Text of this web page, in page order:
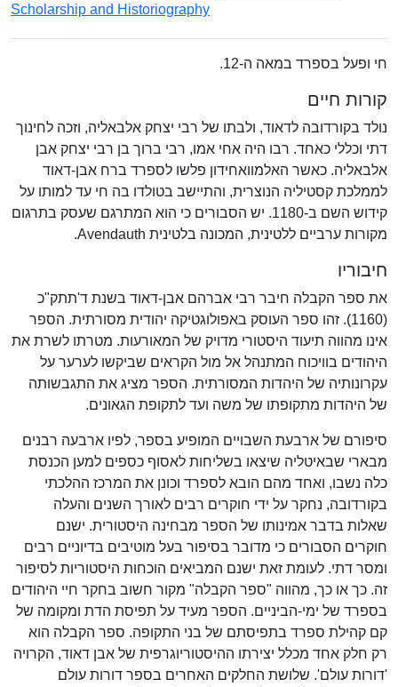
Scholarship and Historiography
חי ופעל בספרד במאה ה-12.
קורות חיים
נולד בקורדובה לדאוד, ולבתו של רבי יצחק אלבאליה, וזכה לחינוך
דתי וכללי כאחד. רבו היה אחי אמו, רבי ברוך בן רבי יצחק אבן
אלבאליה. כאשר האלמוואחידון פלשו לספרד ברח אבן-דאוד
לממלכת קסטיליה הנוצרית, והתיישב בטולדו בה חי עד למותו על
קידוש השם ב-1180. יש הסבורים כי הוא המתרגם שעסק בתרגום
מקורות ערביים ללטינית, המכונה בלטינית Avendauth.
חיבוריו
את ספר הקבלה חיבר רבי אברהם אבן-דאוד בשנת ד'תתק"כ
(1160). זהו ספר העוסק באפולוגטיקה יהודית מסורתית. הספר
אינו מהווה תיעוד היסטורי מדויק של המאורעות. מטרתו לשרת את
היהודים בוויכוח המתנהל אל מול הקראים שביקשו לערער על
עקרונותיה של היהדות המסורתית. הספר מציג את התגבשותה
של היהדות מתקופתו של משה ועד לתקופת הגאונים.
סיפורם של ארבעת השבויים המופיע בספר, לפיו ארבעה רבנים
מבארי שבאיטליה שיצאו בשליחות לאסוף כספים למען הכנסת
כלה נשבו, ואחד מהם הובא לספרד וכונן את המרכז ההלכתי
בקורדובה, נחקר על ידי חוקרים רבים לאורך השנים והעלה
שאלות בדבר אמינותו של הספר מבחינה היסטורית. ישנם
חוקרים הסבורים כי מדובר בסיפור בעל מוטיבים בדיוניים רבים
ומסר דתי. לעומת זאת ישנם המביאים הוכחות היסטוריות לסיפור
זה. כך או כך, מהווה "ספר הקבלה" מקור חשוב בחקר חיי היהודים
בספרד של ימי-הביניים. הספר מעיד על תפיסת הדת ומקומה של
קם קהילת ספרד בתפיסתם של בני התקופה. ספר הקבלה הוא
רק חלק אחד מכלל יצירתו ההיסטוריוגרפית של אבן דאוד, הקרויה
'דורות עולם'. שלושת החלקים האחרים בספר דורות עולם